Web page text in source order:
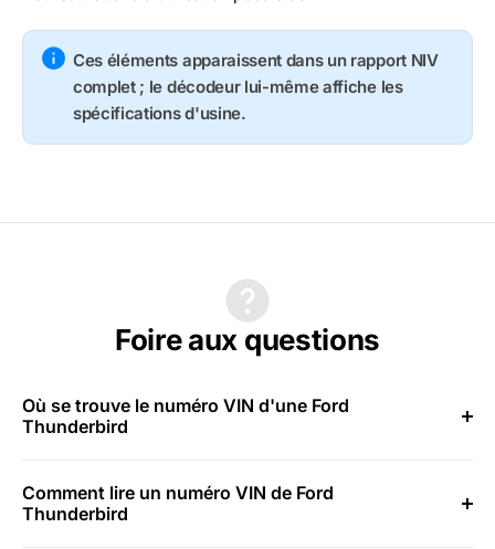
Ces éléments apparaissent dans un rapport NIV
complet ; le décodeur lui-même affiche les
spécifications d'usine.
Foire aux questions
Où se trouve le numéro VIN d'une Ford
Thunderbird
Comment lire un numéro VIN de Ford
Thunderbird